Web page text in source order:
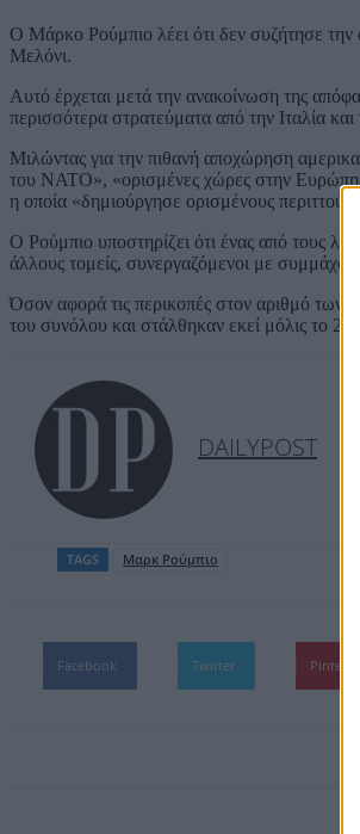
Ο Μάρκο Ρούμπιο λέει ότι δεν συζήτησε
Μελόνι.
Αυτό έρχεται μετά την ανακοίνωση της
περισσότερα στρατεύματα από την Ιταλία
Μιλώντας για την πιθανή αποχώρηση
του ΝΑΤΟ», «ορισμένες χώρες στην
η οποία «δημιούργησε ορισμένους
Ο Ρούμπιο υποστηρίζει ότι ένας από τους
άλλους τομείς, συνεργαζόμενοι με συμμάχους.
Όσον αφορά τις περικοπές στον αριθμό των
του συνόλου και στάλθηκαν εκεί μόλις το
DAILYPOST
TAGS Μαρκ Ρούμπιο
Facebook Twitter Pinterest